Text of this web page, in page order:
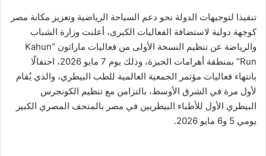
تنفيذا لتوجيهات الدولة نحو دعم السياحة الرياضية وتعزيز مكانة مصر
كوجهة دولية لاستضافة الفعاليات الكبرى، أعلنت وزارة الشباب
والرياضة عن تنظيم النسخة الأولى من فعاليات ماراثون “Kahun
Run” بمنطقة أهرامات الجيزة، وذلك يوم 7 مايو 2026، احتفالًا
بانتهاء فعاليات مؤتمر الجمعية العالمية للطب البيطري، والذي يُقام
لأول مرة في الشرق الأوسط، بالتزامن مع تنظيم الكونجرس
البيطري الأول للأطباء البيطريين في مصر بالمتحف المصري الكبير
يومي 5 و6 مايو 2026.